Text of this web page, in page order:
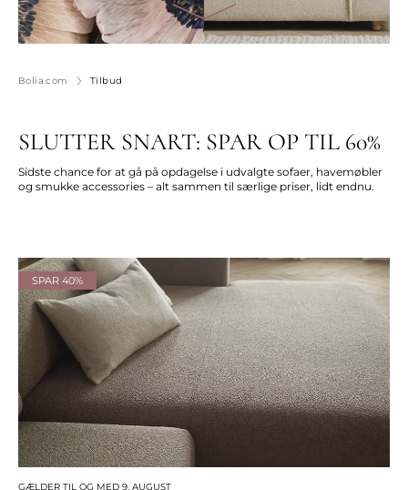
Bolia.com Tilbud
SLUTTER SNART: SPAR OP TIL 60%
Sidste chance for at gå på opdagelse i udvalgte sofaer, havemøbler
og smukke accessories – alt sammen til særlige priser, lidt endnu.
SPAR 40%
GÆLDER TIL OG MED 9. AUGUST